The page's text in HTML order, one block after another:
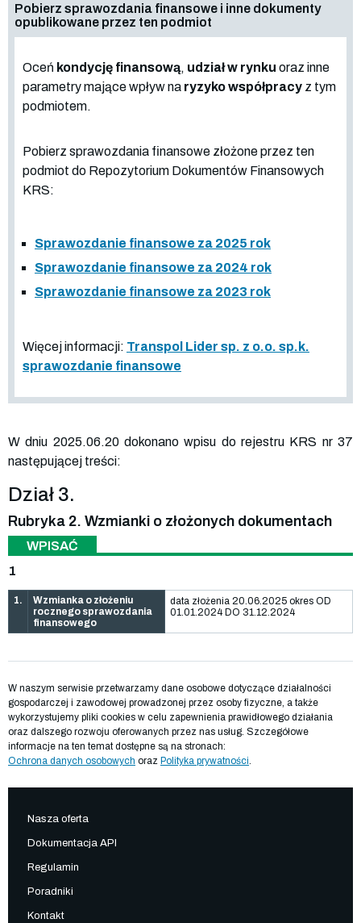
Pobierz sprawozdania finansowe i inne dokumenty
opublikowane przez ten podmiot
Oceń kondycję finansową, udział w rynku oraz inne
parametry mające wpływ na ryzyko współpracy z tym
podmiotem.
Pobierz sprawozdania finansowe złożone przez ten
podmiot do Repozytorium Dokumentów Finansowych
KRS:
Sprawozdanie finansowe za 2025 rok
Sprawozdanie finansowe za 2024 rok
Sprawozdanie finansowe za 2023 rok
Więcej informacji: Transpol Lider sp. z o.o. sp.k.
sprawozdanie finansowe
W dniu 2025.06.20 dokonano wpisu do rejestru KRS nr 37
następującej treści:
Dział 3.
Rubryka 2. Wzmianki o złożonych dokumentach
WPISAĆ
1
1.
Wzmianka o złożeniu
rocznego sprawozdania
finansowego
data złożenia 20.06.2025 okres OD
01.01.2024 DO 31.12.2024
W naszym serwisie przetwarzamy dane osobowe dotyczące działalności
gospodarczej i zawodowej prowadzonej przez osoby fizyczne, a także
wykorzystujemy pliki cookies w celu zapewnienia prawidłowego działania
oraz dalszego rozwoju oferowanych przez nas usług. Szczegółowe
informacje na ten temat dostępne są na stronach:
Ochrona danych osobowych oraz Polityka prywatności
Nasza oferta
Dokumentacja API
Regulamin
Poradniki
Kontakt